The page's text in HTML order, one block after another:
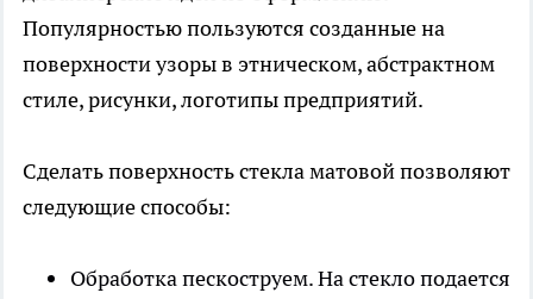
Популярностью пользуются созданные на
поверхности узоры в этническом, абстрактном
стиле, рисунки, логотипы предприятий.
Сделать поверхность стекла матовой позволяют
следующие способы:
Обработка пескоструем. На стекло подается